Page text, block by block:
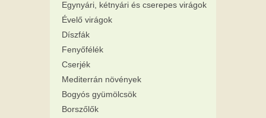
Egynyári, kétnyári és cserepes virágok
Évelő virágok
Díszfák
Fenyőfélék
Cserjék
Mediterrán növények
Bogyós gyümölcsök
Borszőlők